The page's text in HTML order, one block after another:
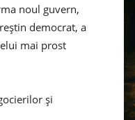
noul guvern,
democrat, a
mai prost
și